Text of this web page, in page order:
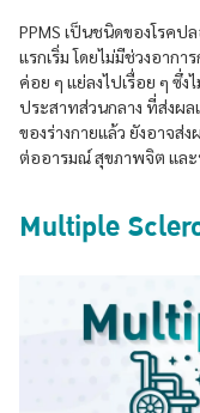
PPMS เป็นชนิดของโรค
แรกเริ่ม โดยไม่มีช่วงอาก
ค่อย ๆ แย่ลงไปเรื่อย ๆ ซึ่
ประสาทส่วนกลาง ที่ส่งผล
ของร่างกายแล้ว ยังอาจส่
ต่ออารมณ์ สุขภาพจิต แล
Multiple